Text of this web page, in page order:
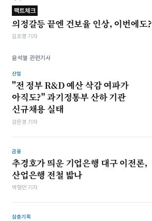
팩트체크
의정갈등 끝엔 건보율 인상, 이번에도?
김초영 기자
윤석열 관련기사
산업
"전 정부 R&D 예산 삭감 여파가
아직도?" 과기정통부 산하 기관
신규채용 실태
강은경 기자
금융
추경호가 띄운 기업은행 대구 이전론,
산업은행 전철 밟나
박형민 기자
심층기획